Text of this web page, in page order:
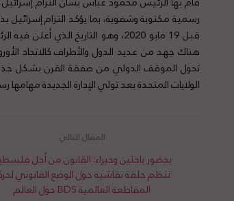
رسمية مكتوبة وشفوية، بما يؤكد التزام إسرائيل
قبل 19 مايو 2020، وهو التاريخ
هناك جهد من عديد الدول والأطراف كالاتحاد
تحول الموقف الدولي من صفقة القرن بشكل
الولايات المتحدة بعد تولي الإدارة الجديدة
بحضور باحثين وخبراء: القانون من أجل
تنظم حلقة نقاشية حول الوضع القانوني
المقاطعة العالمية BDS حول العالم